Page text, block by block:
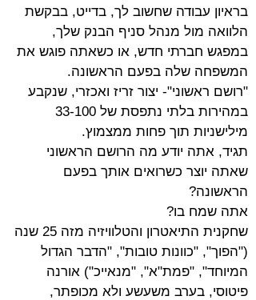
בראיון עבודה שחשוב לך, בדייט, בבקשת
הלוואה מול מנהל סניף הבנק שלך,
במפגש חברתי חדש, או כשאתה פוגש את
המשפחה שלה בפעם הראשונה.
"רושם ראשוני"- יצור זריז ואכזרי, שנקבע
מילישניות תוך פחות ממצמוץ.
תגיד, אתה יודע מה הרושם הראשוני
שאתה יוצר כשרואים אותך בפעם
הראשונה?
אתה שמח בו?
שחקנית התיאטרון והטלוויזיה מזה 25 שנה
("הפוך", "כוונות טובות", "הדבר הגדול
המיוחד", "פמת"א", "מנאייכ") אורנה
פיטוסי, בערב משעשע ולא מכופתר,